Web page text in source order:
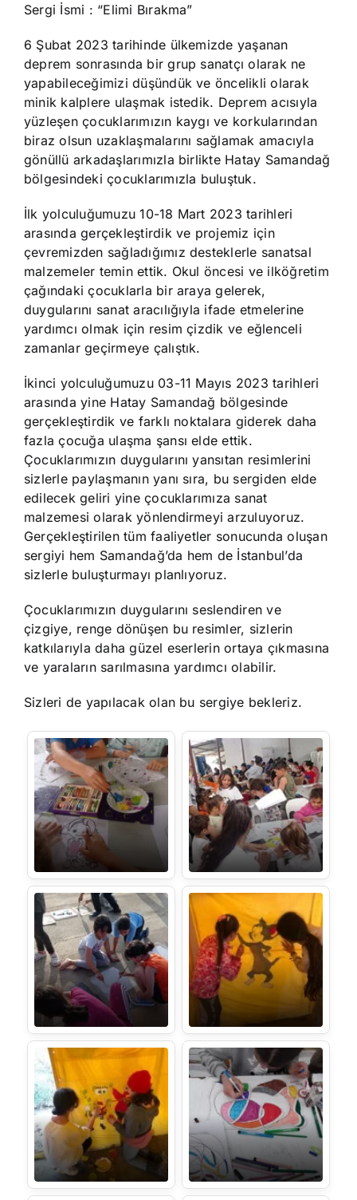
Sergi İsmi : “Elimi Bırakma”
6 Şubat 2023 tarihinde ülkemizde yaşanan
deprem sonrasında bir grup sanatçı olarak ne
yapabileceğimizi düşündük ve öncelikli olarak
minik kalplere ulaşmak istedik. Deprem acısıyla
yüzleşen çocuklarımızın kaygı ve korkularından
biraz olsun uzaklaşmalarını sağlamak amacıyla
gönüllü arkadaşlarımızla birlikte Hatay Samandağ
bölgesindeki çocuklarımızla buluştuk.
İlk yolculuğumuzu 10-18 Mart 2023 tarihleri
arasında gerçekleştirdik ve projemiz için
çevremizden sağladığımız desteklerle sanatsal
malzemeler temin ettik. Okul öncesi ve ilköğretim
çağındaki çocuklarla bir araya gelerek,
duygularını sanat aracılığıyla ifade etmelerine
yardımcı olmak için resim çizdik ve eğlenceli
zamanlar geçirmeye çalıştık.
İkinci yolculuğumuzu 03-11 Mayıs 2023 tarihleri
arasında yine Hatay Samandağ bölgesinde
gerçekleştirdik ve farklı noktalara giderek daha
fazla çocuğa ulaşma şansı elde ettik.
Çocuklarımızın duygularını yansıtan resimlerini
sizlerle paylaşmanın yanı sıra, bu sergiden elde
edilecek geliri yine çocuklarımıza sanat
malzemesi olarak yönlendirmeyi arzuluyoruz.
Gerçekleştirilen tüm faaliyetler sonucunda oluşan
sergiyi hem Samandağ’da hem de İstanbul’da
sizlerle buluşturmayı planlıyoruz.
Çocuklarımızın duygularını seslendiren ve
çizgiye, renge dönüşen bu resimler, sizlerin
katkılarıyla daha güzel eserlerin ortaya çıkmasına
ve yaraların sarılmasına yardımcı olabilir.
Sizleri de yapılacak olan bu sergiye bekleriz.